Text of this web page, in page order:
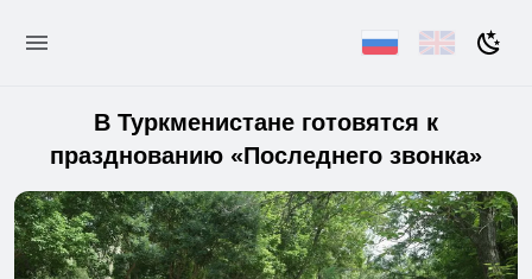
В Туркменистане готовятся к
празднованию «Последнего звонка»